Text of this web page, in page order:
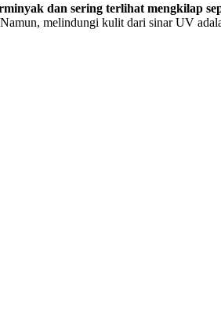
dan sering terlihat mengkilap
melindungi kulit dari sinar UV